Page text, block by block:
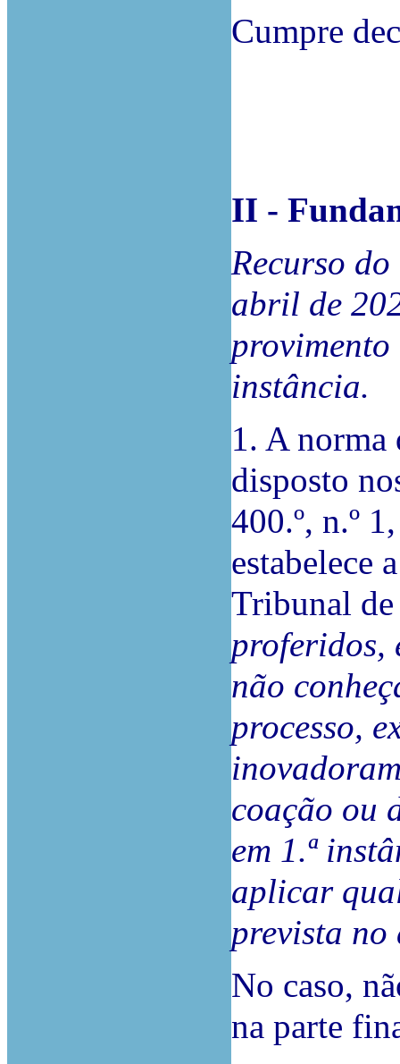
Cumpre
II -
Recurso
abril de
provimento
instância.
1. A norma
disposto
400.º, n.º
estabelece
Tribunal
proferidos,
não
processo,
coação ou
em 1.ª
aplicar
prevista no
No caso,
na parte